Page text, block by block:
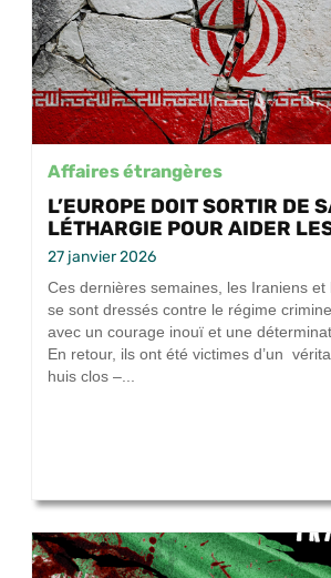
Affaires étrangères
L’EUROPE DOIT SORTIR DE
LÉTHARGIE POUR AIDER
27 janvier 2026
Ces dernières semaines, les Iraniens et
se sont dressés contre le régime
avec un courage inouï et une
En retour, ils ont été victimes d’un
huis clos –...